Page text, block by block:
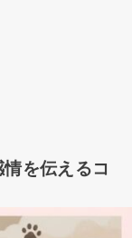
を伝えるコ